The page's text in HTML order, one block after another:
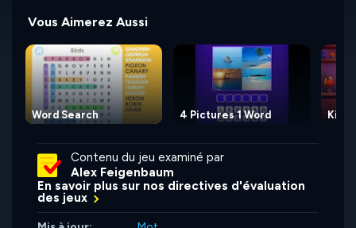
Vous Aimerez Aussi
Word Search 4 Pictures 1 Word Kitty
Contenu du jeu examiné par
Alex Feigenbaum
En savoir plus sur nos directives d'évaluation
des jeux